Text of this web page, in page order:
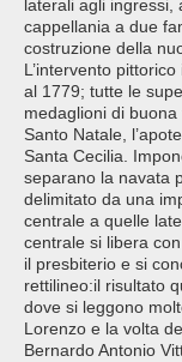
laterali agli ingressi,
cappellania a due
costruzione della
L’intervento
al 1779; tutte le
medaglioni di
Santo Natale,
Santa Cecilia.
separano la navata
delimitato da una
centrale a quelle
centrale si libera
il presbiterio e si
rettilineo:il risultato
dove si leggono
Lorenzo e la volta
Bernardo Antonio